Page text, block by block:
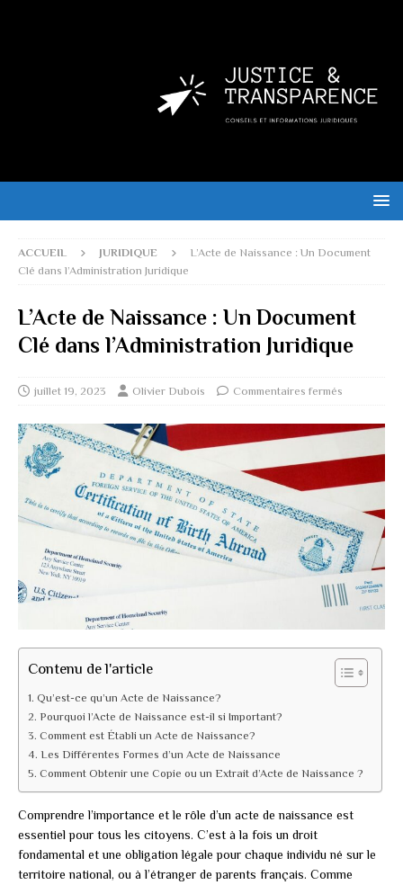
ACCUEIL JURIDIQUE
L’Acte de Naissance : Un Document
Clé dans l’Administration Juridique
L’Acte de Naissance : Un Document
Clé dans l’Administration Juridique
juillet 19, 2023 Olivier Dubois Commentaires fermés
Contenu de l'article
Qu’est-ce qu’un Acte de Naissance?
Pourquoi l’Acte de Naissance est-il si Important?
Comment est Établi un Acte de Naissance?
Les Différentes Formes d’un Acte de Naissance
Comment Obtenir une Copie ou un Extrait d’Acte de Naissance ?
Comprendre l’importance et le rôle d’un acte de naissance est
essentiel pour tous les citoyens. C’est à la fois un droit
fondamental et une obligation légale pour chaque individu né sur le
territoire national, ou à l’étranger de parents français. Comme